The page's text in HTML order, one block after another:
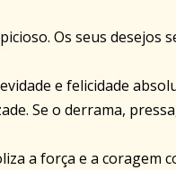
Os seus desejos
e felicidade
Se o derrama,
a força e a coragem